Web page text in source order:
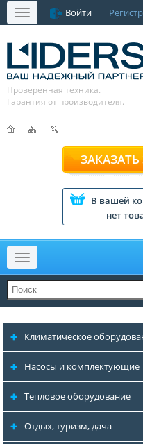
Меню Войти
Проверенная техника.
Гарантия от производителя.
В вашей
нет
Меню
Климатическое
Насосы и комплектующие
Тепловое оборудование
Отдых, туризм, дача